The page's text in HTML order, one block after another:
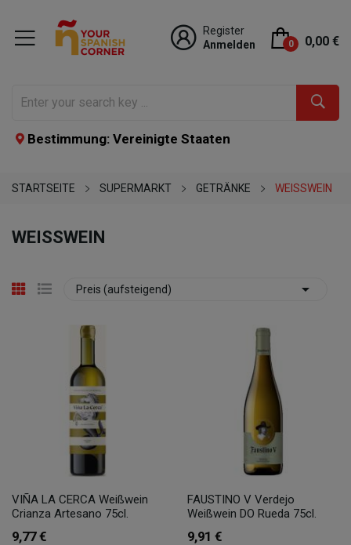
Register
Anmelden
0 0,00 €
Bestimmung: Vereinigte Staaten
STARTSEITE SUPERMARKT GETRÄNKE WEISSWEIN
WEISSWEIN
Preis (aufsteigend) 
VIÑA LA CERCA Weißwein
Crianza Artesano 75cl.
9,77 €
FAUSTINO V Verdejo
Weißwein DO Rueda 75cl.
9,91 €